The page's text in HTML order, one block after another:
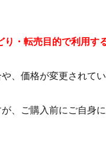
・転売目的で利用す
、価格が変更されて
、ご購入前にご自身